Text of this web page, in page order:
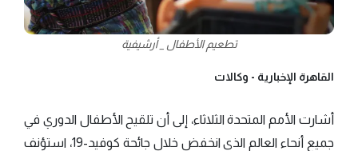
تطعيم الأطفال _ أرشيفية
القاهرة الإخبارية - وكالات
أشارت الأمم المتحدة الثلاثاء، إلى أن تلقيح الأطفال الدوري في
جميع أنحاء العالم الذي انخفض خلال جائحة كوفيد-19، استؤنف